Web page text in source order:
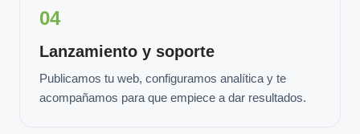
04
Lanzamiento y soporte
Publicamos tu web, configuramos analítica y te
acompañamos para que empiece a dar resultados.